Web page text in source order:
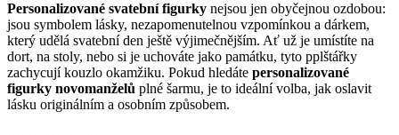
Personalizované svatební figurky nejsou jen obyčejnou ozdobou:
jsou symbolem lásky, nezapomenutelnou vzpomínkou a dárkem,
který udělá svatební den ještě výjimečnějším. Ať už je umístíte na
dort, na stoly, nebo si je uchováte jako památku, tyto pplštářky
zachycují kouzlo okamžiku. Pokud hledáte personalizované
figurky novomanželů plné šarmu, je to ideální volba, jak oslavit
lásku originálním a osobním způsobem.